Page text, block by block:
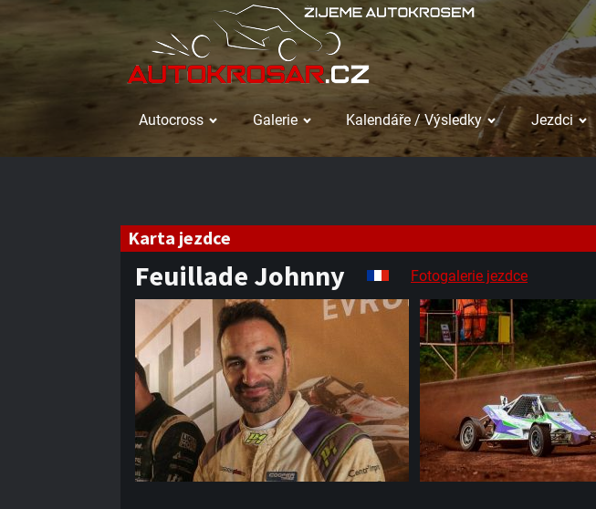
Autocross Galerie Kalendáře / Výsledky Jezdci
Karta jezdce
Feuillade Johnny Fotogalerie jezdce